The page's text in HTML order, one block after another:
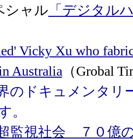
シャル 「デジタル
Vicky Xu who
Australia （Grobal
のドキュメンタリ
。
監視社会 ７０億